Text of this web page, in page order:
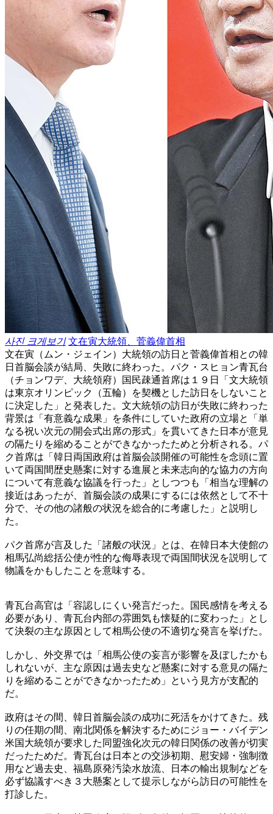
사진 크게보기 文在寅大統領、菅義偉首相
文在寅（ムン・ジェイン）大統領の訪日と菅義偉首相との韓
日首脳会談が結局、失敗に終わった。パク・スヒョン青瓦台
（チョンワデ、大統領府）国民疎通首席は１９日「文大統領
は東京オリンピック（五輪）を契機とした訪日をしないこと
に決定した」と発表した。文大統領の訪日が失敗に終わった
背景は「有意義な成果」を条件にしていた政府の立場と「単
なる祝い次元の開会式出席の形式」を貫いてきた日本が意見
の隔たりを縮めることができなかったためと分析される。パ
ク首席は「韓日両国政府は首脳会談開催の可能性を念頭に置
いて両国間歴史懸案に対する進展と未来志向的な協力の方向
について有意義な協議を行った」としつつも「相当な理解の
接近はあったが、首脳会談の成果にするには依然として不十
分で、その他の諸般の状況を総合的に考慮した」と説明し
た。
パク首席が言及した「諸般の状況」とは、在韓日本大使館の
相馬弘尚総括公使が性的な侮辱表現で両国間状況を説明して
物議をかもしたことを意味する。
青瓦台高官は「容認しにくい発言だった。国民感情を考える
必要があり、青瓦台内部の雰囲気も懐疑的に変わった」とし
て決裂の主な原因として相馬公使の不適切な発言を挙げた。
しかし、外交界では「相馬公使の妄言が影響を及ぼしたかも
しれないが、主な原因は過去史など懸案に対する意見の隔た
りを縮めることができなかったため」という見方が支配的
だ。
政府はその間、韓日首脳会談の成功に死活をかけてきた。残
りの任期の間、南北関係を解決するためにジョー・バイデン
米国大統領が要求した同盟強化次元の韓日関係の改善が切実
だったためだ。青瓦台は日本との交渉初期、慰安婦・強制徴
用など過去史、福島原発汚染水放流、日本の輸出規制などを
必ず協議すべき３大懸案として提示しながら訪日の可能性を
打診した。